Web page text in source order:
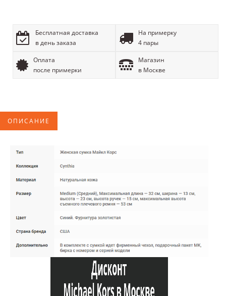
Бесплатная доставка
в день заказа
На примерку
4 пары
Оплата
после примерки
Магазин
в Москве
ОПИСАНИЕ